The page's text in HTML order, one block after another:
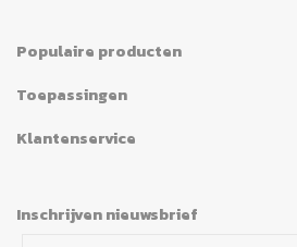
Populaire producten
Toepassingen
Klantenservice
Inschrijven nieuwsbrief